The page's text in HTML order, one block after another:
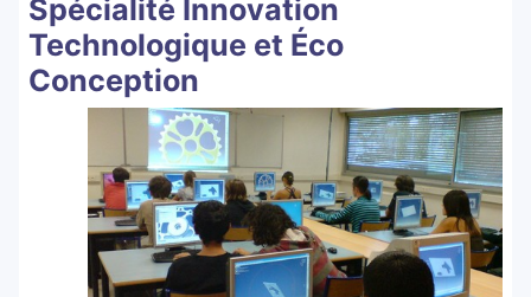
Spécialité Innovation
Technologique et Éco
Conception